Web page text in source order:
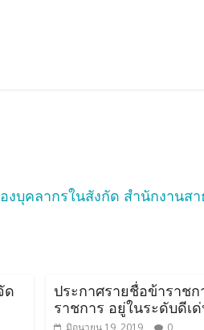
บุคลากรในสังกัด สำนักงานส
ด
ประกาศรายชื่อข้าราช
ราชการ อยู่ในระดับดีเ
มิถุนายน 19, 2019 0